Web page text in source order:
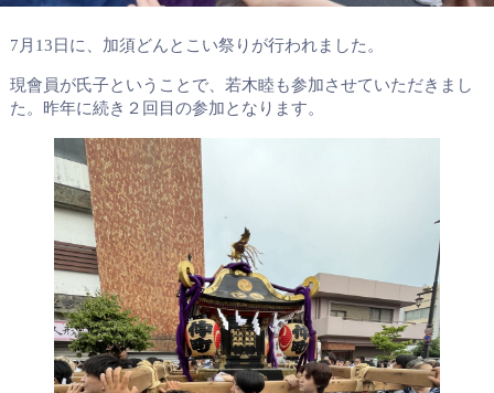
7月13日に、加須どんとこい祭りが行われました。
現會員が氏子ということで、若木睦も参加させていただきまし
た。昨年に続き２回目の参加となります。